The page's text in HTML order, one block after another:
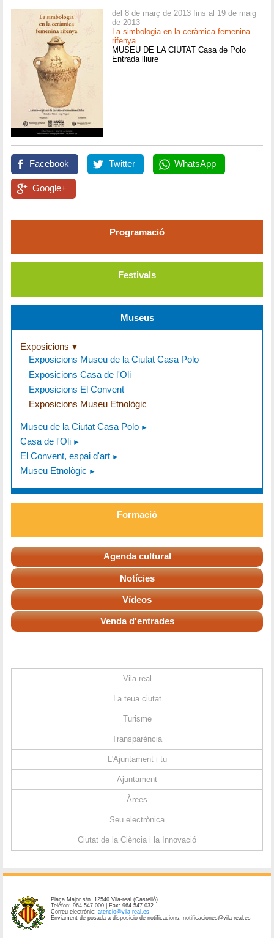
del 8 de març de 2013 fins al 19 de maig
de 2013
La simbologia en la ceràmica femenina
rifenya
MUSEU DE LA CIUTAT Casa de Polo
Entrada lliure
Facebook Twitter WhatsApp
Google+
Programació
Festivals
Museus
Exposicions
Exposicions Museu de la Ciutat Casa Polo
Exposicions Casa de l'Oli
Exposicions El Convent
Exposicions Museu Etnològic
Museu de la Ciutat Casa Polo
Casa de l'Oli
El Convent, espai d'art
Museu Etnològic
Formació
Agenda cultural
Notícies
Vídeos
Venda d'entrades
Vila-real
La teua ciutat
Turisme
Transparència
L'Ajuntament i tu
Ajuntament
Àrees
Seu electrònica
Ciutat de la Ciència i la Innovació
Plaça Major s/n. 12540 Vila-real (Castelló)
Telèfon: 964 547 000 | Fax: 964 547 032
Correu electrònic:atencio@vila-real.es
Enviament de posada a disposició de notificacions: notificaciones@vila-real.es